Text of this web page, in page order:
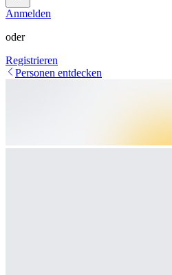
Anmelden
oder
Registrieren
Personen entdecken